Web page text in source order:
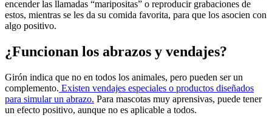
encender las llamadas “maripositas” o reproducir grabaciones de
estos, mientras se les da su comida favorita, para que los asocien con
algo positivo.
¿Funcionan los abrazos y vendajes?
Girón indica que no en todos los animales, pero pueden ser un
complemento. Existen vendajes especiales o productos diseñados
para simular un abrazo. Para mascotas muy aprensivas, puede tener
un efecto positivo, aunque no es aplicable a todos.